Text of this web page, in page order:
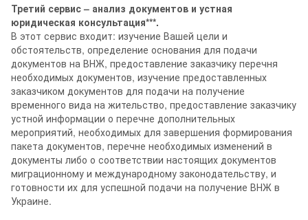
Третий сервис – анализ документов и устная
юридическая консультация***.
В этот сервис входит: изучение Вашей цели и
обстоятельств, определение основания для подачи
документов на ВНЖ, предоставление заказчику перечня
необходимых документов, изучение предоставленных
заказчиком документов для подачи на получение
временного вида на жительство, предоставление заказчику
устной информации о перечне дополнительных
мероприятий, необходимых для завершения формирования
пакета документов, перечне необходимых изменений в
документы либо о соответствии настоящих документов
миграционному и международному законодательству, и
готовности их для успешной подачи на получение ВНЖ в
Украине.